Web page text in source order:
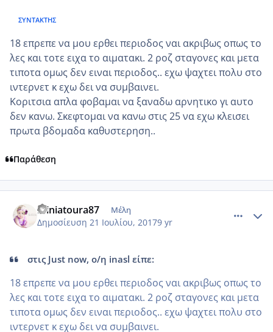
ΣΥΝΤΆΚΤΗΣ
18 επρεπε να μου ερθει περιοδος ναι ακριβως οπως το
λες και τοτε ειχα το αιματακι. 2 ροζ σταγονες και μετα
τιποτα ομως δεν ειναι περιοδος.. εχω ψαχτει πολυ στο
ιντερνετ κ εχω δει να συμβαινει.
Κοριτσια απλα φοβαμαι να ξαναδω αρνητικο γι αυτο
δεν κανω. Σκεφτομαι να κανω στις 25 να εχω κλεισει
πρωτα βδομαδα καθυστερηση..
Παράθεση
miniatoura87 Μέλη
Δημοσίευση 21 Ιουλίου, 20179 yr
στις Just now, ο/η inasl είπε:
18 επρεπε να μου ερθει περιοδος ναι ακριβως οπως το
λες και τοτε ειχα το αιματακι. 2 ροζ σταγονες και μετα
τιποτα ομως δεν ειναι περιοδος.. εχω ψαχτει πολυ στο
ιντερνετ κ εχω δει να συμβαινει.